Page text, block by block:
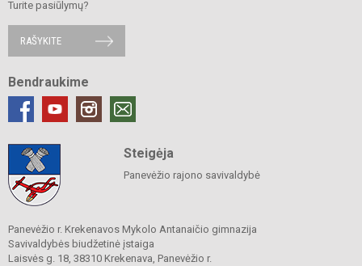
Turite pasiūlymų?
RAŠYKITE
Bendraukime
Steigėja
Panevėžio rajono savivaldybė
Panevėžio r. Krekenavos Mykolo Antanaičio gimnazija
Savivaldybės biudžetinė įstaiga
Laisvės g. 18, 38310 Krekenava, Panevėžio r.